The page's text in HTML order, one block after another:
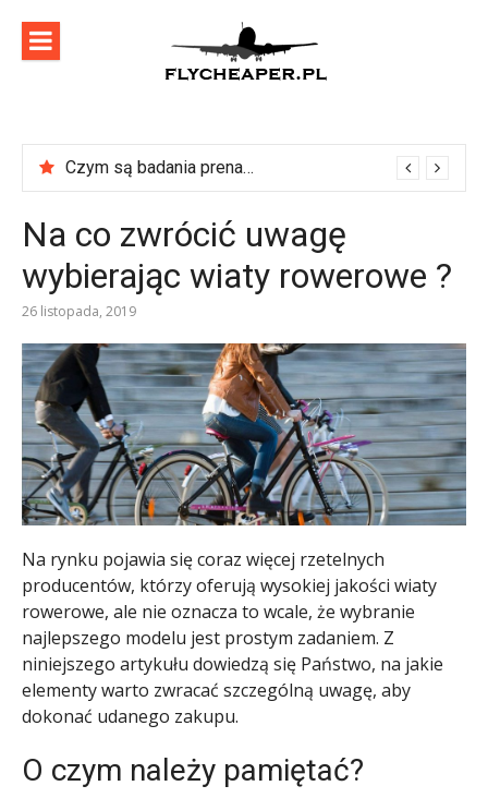
content
Czym są badania prenatalne?
Na co zwrócić uwagę
wybierając wiaty rowerowe ?
26 listopada, 2019
Na rynku pojawia się coraz więcej rzetelnych
producentów, którzy oferują wysokiej jakości wiaty
rowerowe, ale nie oznacza to wcale, że wybranie
najlepszego modelu jest prostym zadaniem. Z
niniejszego artykułu dowiedzą się Państwo, na jakie
elementy warto zwracać szczególną uwagę, aby
dokonać udanego zakupu.
O czym należy pamiętać?